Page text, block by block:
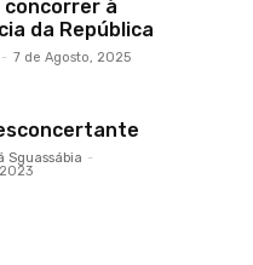
concorrer à
da República
- 7 de Agosto, 2025
Sguassábia -